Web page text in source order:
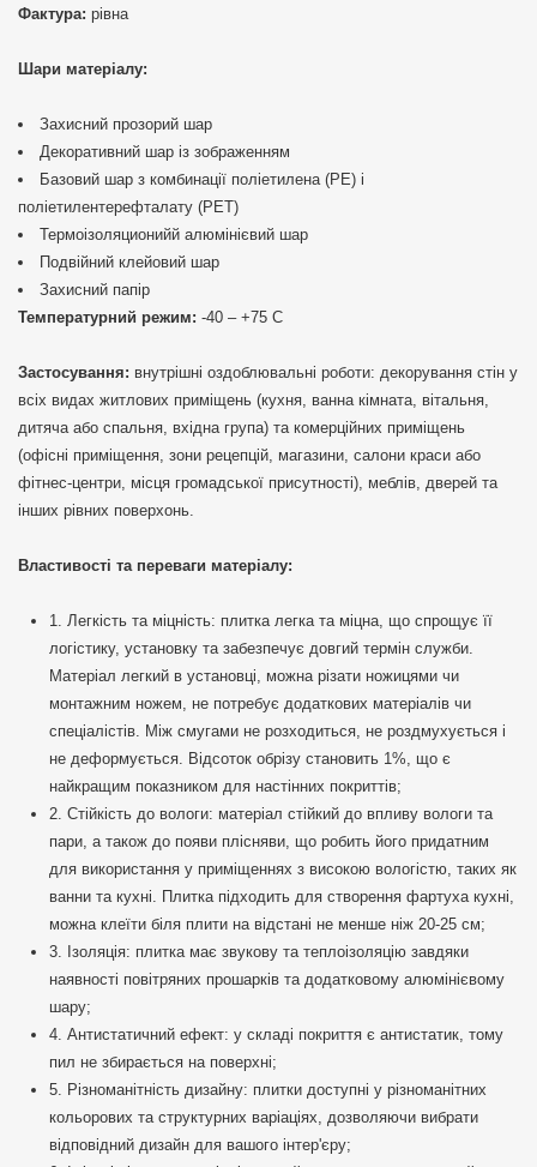
Фактура: рівна
Шари матеріалу:
Захисний прозорий шар
Декоративний шар із зображенням
Базовий шар з комбинації поліетилена (PE) і
поліетилентерефталату (PET)
Термоізоляционийй алюмінієвий шар
Подвійний клейовий шар
Захисний папір
Температурний режим: -40 – +75 С
Застосування: внутрішні оздоблювальні роботи: декорування стін у
всіх видах житлових приміщень (кухня, ванна кімната, вітальня,
дитяча або спальня, вхідна група) та комерційних приміщень
(офісні приміщення, зони рецепцій, магазини, салони краси або
фітнес-центри, місця громадської присутності), меблів, дверей та
інших рівних поверхонь.
Властивості та переваги матеріалу:
1. Легкість та міцність: плитка легка та міцна, що спрощує її
логістику, установку та забезпечує довгий термін служби.
Матеріал легкий в установці, можна різати ножицями чи
монтажним ножем, не потребує додаткових матеріалів чи
спеціалістів. Між смугами не розходиться, не роздмухується і
не деформується. Відсоток обрізу становить 1%, що є
найкращим показником для настінних покриттів;
2. Стійкість до вологи: матеріал стійкий до впливу вологи та
пари, а також до появи плісняви, що робить його придатним
для використання у приміщеннях з високою вологістю, таких як
ванни та кухні. Плитка підходить для створення фартуха кухні,
можна клеїти біля плити на відстані не менше ніж 20-25 см;
3. Ізоляція: плитка має звукову та теплоізоляцію завдяки
наявності повітряних прошарків та додатковому алюмінієвому
шару;
4. Антистатичний ефект: у складі покриття є антистатик, тому
пил не збирається на поверхні;
5. Різноманітність дизайну: плитки доступні у різноманітних
кольорових та структурних варіаціях, дозволяючи вибрати
відповідний дизайн для вашого інтер'єру;